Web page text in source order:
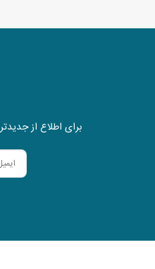
برای اطلاع از